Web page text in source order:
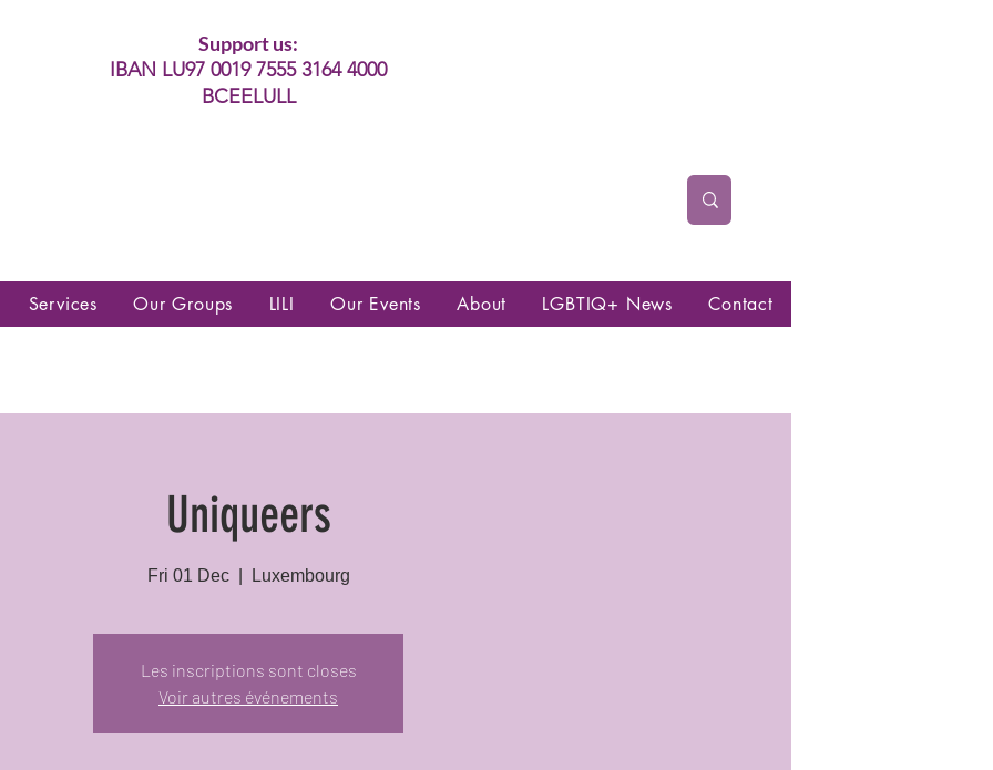
Support us:
IBAN LU97 0019 7555 3164 4000
BCEELULL
Services Our Groups LILI Our Events About LGBTIQ+ News Contact
Uniqueers
Fri 01 Dec
  |
Luxembourg
Les inscriptions sont closes
Voir autres événements